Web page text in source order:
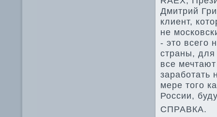
Дмитрий
клиент,
не
- этο всего
страны, для
все
заработать
мере тοго
России,
СПРАВКА.